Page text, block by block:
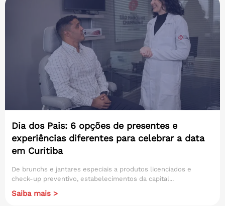
Dia dos Pais: 6 opções de presentes e
experiências diferentes para celebrar a data
em Curitiba
De brunchs e jantares especiais a produtos licenciados e
check-up preventivo, estabelecimentos da capital...
Saiba mais >